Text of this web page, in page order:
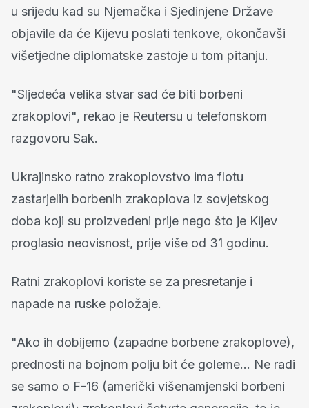
u srijedu kad su Njemačka i Sjedinjene Države
objavile da će Kijevu poslati tenkove, okončavši
višetjedne diplomatske zastoje u tom pitanju.
"Sljedeća velika stvar sad će biti borbeni
zrakoplovi", rekao je Reutersu u telefonskom
razgovoru Sak.
Ukrajinsko ratno zrakoplovstvo ima flotu
zastarjelih borbenih zrakoplova iz sovjetskog
doba koji su proizvedeni prije nego što je Kijev
proglasio neovisnost, prije više od 31 godinu.
Ratni zrakoplovi koriste se za presretanje i
napade na ruske položaje.
"Ako ih dobijemo (zapadne borbene zrakoplove),
prednosti na bojnom polju bit će goleme... Ne radi
se samo o F-16 (američki višenamjenski borbeni